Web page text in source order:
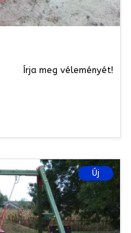
Írja meg véleményét!
Új